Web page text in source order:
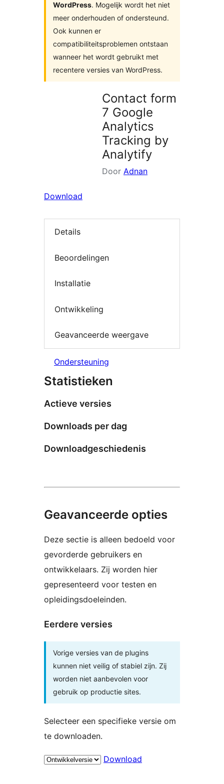
WordPress. Mogelijk wordt het niet
meer onderhouden of ondersteund.
Ook kunnen er
compatibiliteitsproblemen ontstaan
wanneer het wordt gebruikt met
recentere versies van WordPress.
Contact form
7 Google
Analytics
Tracking by
Analytify
Door Adnan
Download
Details
Beoordelingen
Installatie
Ontwikkeling
Geavanceerde weergave
Ondersteuning
Statistieken
Actieve versies
Downloads per dag
Downloadgeschiedenis
Geavanceerde opties
Deze sectie is alleen bedoeld voor
gevorderde gebruikers en
ontwikkelaars. Zij worden hier
gepresenteerd voor testen en
opleidingsdoeleinden.
Eerdere versies
Vorige versies van de plugins
kunnen niet veilig of stabiel zijn. Zij
worden niet aanbevolen voor
gebruik op productie sites.
Selecteer een specifieke versie om
te downloaden.
Download